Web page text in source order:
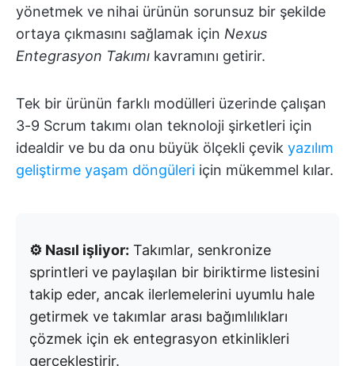
yönetmek ve nihai ürünün sorunsuz bir şekilde
ortaya çıkmasını sağlamak için Nexus
Entegrasyon Takımı kavramını getirir.
Tek bir ürünün farklı modülleri üzerinde çalışan
3-9 Scrum takımı olan teknoloji şirketleri için
idealdir ve bu da onu büyük ölçekli çevik yazılım
geliştirme yaşam döngüleri için mükemmel kılar.
⚙️ Nasıl işliyor: Takımlar, senkronize
sprintleri ve paylaşılan bir biriktirme listesini
takip eder, ancak ilerlemelerini uyumlu hale
getirmek ve takımlar arası bağımlılıkları
çözmek için ek entegrasyon etkinlikleri
gerçekleştirir.